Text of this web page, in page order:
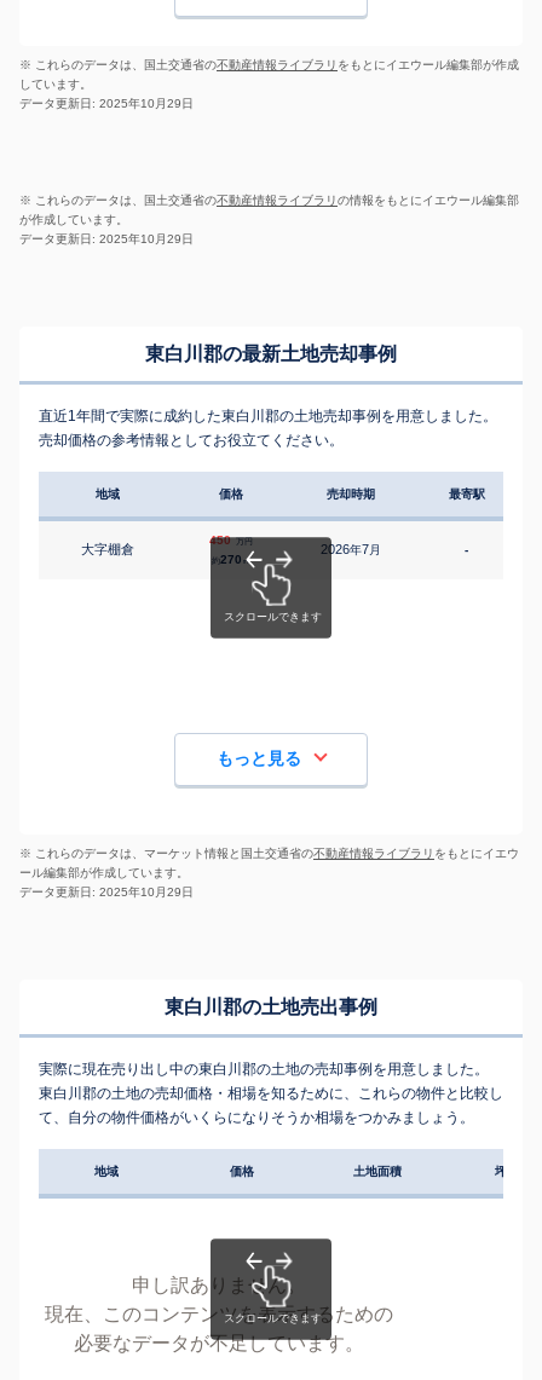
※ これらのデータは、国土交通省の不動産情報ライブラリ をもとにイエウール編集部が作成
しています。
データ更新日: 2025年10月29日
※ これらのデータは、国土交通省の不動産情報ライブラリの情報をもとにイエウール編集部
が作成しています。
データ更新日: 2025年10月29日
東白川郡の最新土地売却事例
直近1年間で実際に成約した東白川郡の土地売却事例を用意しました。
売却価格の参考情報としてお役立てください。
地域 価格 売却時期 最寄駅
大字棚倉
450 万円
約270 ㎡
2026年7月 -
もっと見る
※ これらのデータは、マーケット情報と国土交通省の不動産情報ライブラリ をもとにイエウ
ール編集部が作成しています。
データ更新日: 2025年10月29日
東白川郡の土地売出事例
実際に現在売り出し中の東白川郡の土地の売却事例を用意しました。
東白川郡の土地の売却価格・相場を知るために、これらの物件と比較し
て、自分の物件価格がいくらになりそうか相場をつかみましょう。
地域 価格 土地面積 坪単価
申し訳ありません。
現在、このコンテンツを表示するための
必要なデータが不足しています。